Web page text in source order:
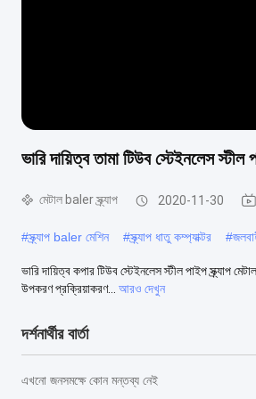
ভারি দায়িত্ব তামা টিউব স্টেইনলেস
মেটাল baler স্ক্র্যাপ 2020-11-30
#স্ক্র্যাপ baler মেশিন #স্ক্র্যাপ ধাতু কম্প্যাক্টর #
ভারি দায়িত্ব কপার টিউব স্টেইনলেস স্টীল পাইপ স্ক্র্যাপ
উপকরণ প্রক্রিয়াকরণ...
আরও দেখুন
দর্শনার্থীর বার্তা
এখনো জনসমক্ষে কোন মন্তব্য নেই